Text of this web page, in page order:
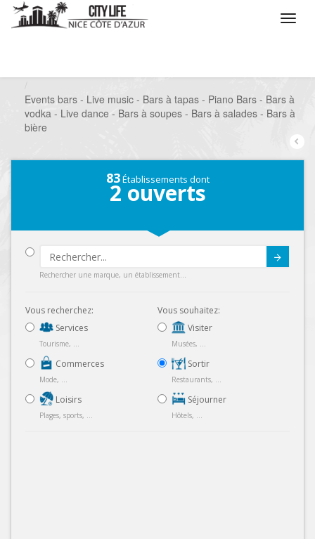
Events bars - Live music - Bars à tapas - Piano Bars - Bars à
vodka - Live dance - Bars à soupes - Bars à salades - Bars à
bière
83Établissements dont
2 ouverts
Rechercher une marque, un établissement...
Vous recherchez:
Services
Tourisme, ...
Commerces
Mode, ...
Loisirs
Plages, sports, ...
Vous souhaitez:
Visiter
Musées, ...
Sortir
Restaurants, ...
Séjourner
Hôtels, ...